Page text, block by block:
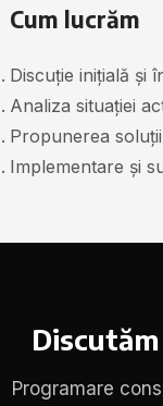
Cum lucrăm
Discuție inițială și
Analiza situației
Propunerea
Implementare și
Programare